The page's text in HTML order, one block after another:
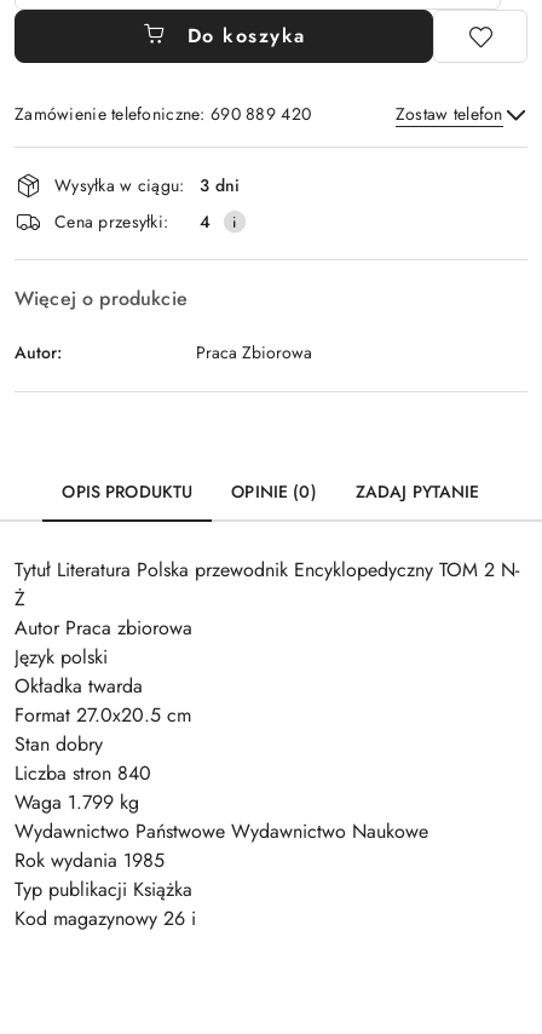
Do koszyka
Zamówienie telefoniczne: 690 889 420 Zostaw telefon
Wyślij
Dostępność
i
dostawa
Wysyłka w ciągu:
3 dni
Cena przesyłki:
4
Więcej o produkcie
Autor: Praca Zbiorowa
OPIS PRODUKTU OPINIE (0) ZADAJ PYTANIE
Tytuł Literatura Polska przewodnik Encyklopedyczny TOM 2 N-
Ż
Autor Praca zbiorowa
Język polski
Okładka twarda
Format 27.0x20.5 cm
Stan dobry
Liczba stron 840
Waga 1.799 kg
Wydawnictwo Państwowe Wydawnictwo Naukowe
Rok wydania 1985
Typ publikacji Książka
Kod magazynowy 26 i